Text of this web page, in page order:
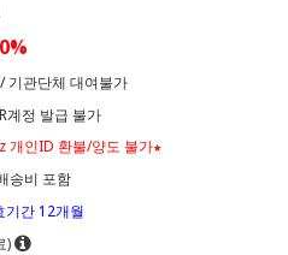
%
기관단체 대여불가
계정 발급 불가
개인ID 환불/양도 불가★
송비 포함
기간 12개월
)